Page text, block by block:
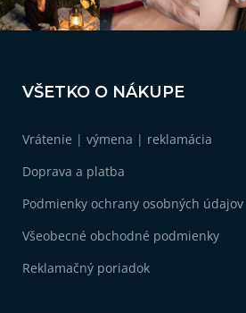
VŠETKO O NÁKUPE
Vrátenie | výmena | reklamácia
Doprava a platba
Podmienky ochrany osobných údajov
Všeobecné obchodné podmienky
Reklamačný poriadok